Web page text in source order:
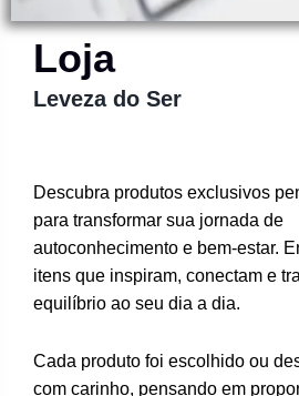
Loja
Leveza do Ser
Descubra produtos exclusivos
para transformar sua jornada de
autoconhecimento e bem-estar.
itens que inspiram, conectam e
equilíbrio ao seu dia a dia.
Cada produto foi escolhido ou
com carinho, pensando em